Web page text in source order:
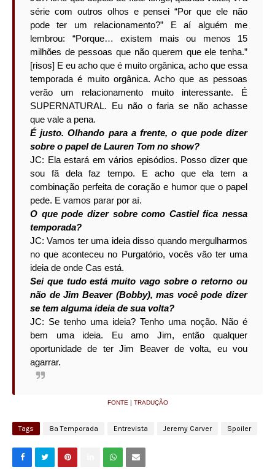
série com outros olhos e pensei “Por que ele não
pode ter um relacionamento?” E aí alguém me
lembrou: “Porque… existem mais ou menos 15
milhões de pessoas que não querem que ele tenha.”
[risos] E eu acho que é muito orgânica, acho que essa
temporada é muito orgânica. Acho que as pessoas
verão um relacionamento muito interessante. É
SUPERNATURAL. Eu não o faria se não achasse
que vale a pena.
É justo. Olhando para a frente, o que pode dizer
sobre o papel de Lauren Tom no show?
JC: Ela estará em vários episódios. Posso dizer que
sou fã dela faz tempo. E acho que ela tem a
combinação perfeita de coração e humor que o papel
pede. E vamos parar por aí.
O que pode dizer sobre como Castiel fica nessa
temporada?
JC: Vamos ter uma ideia disso quando mergulharmos
no que aconteceu no Purgatório, vocês vão ter uma
ideia de onde Cas está.
Sei que tudo está muito vago sobre o retorno ou
não de Jim Beaver (Bobby), mas você pode dizer
se tem alguma ideia de sua volta?
JC: Se tenho uma ideia? Tenho uma noção. Não é
bem uma ideia. Eu amo Jim, então qualquer
oportunidade de ter Jim Beaver de volta, eu vou
agarrar.
FONTE| TRADUÇÃO
Tags 8ª Temporada Entrevista Jeremy Carver Spoiler